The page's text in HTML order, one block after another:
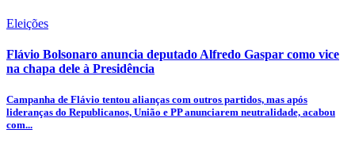
Eleições
Flávio Bolsonaro anuncia deputado Alfredo Gaspar como vice
na chapa dele à Presidência
Campanha de Flávio tentou alianças com outros partidos, mas após
lideranças do Republicanos, União e PP anunciarem neutralidade, acabou
com...